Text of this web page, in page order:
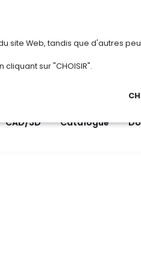
Du 3
CAD/3D Catalogue
Web, tandis que d'autres
sur "CHOISIR".